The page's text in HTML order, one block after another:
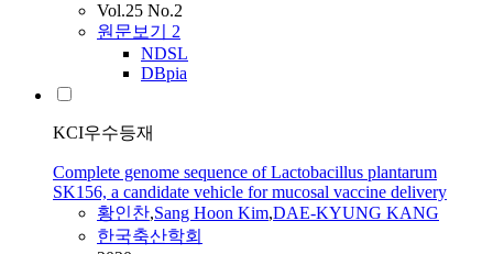
Vol.25 No.2
원문보기 2
NDSL
DBpia
KCI우수등재
Complete genome sequence of Lactobacillus plantarum
SK156, a candidate vehicle for mucosal vaccine delivery
황인찬,Sang Hoon Kim,DAE-KYUNG KANG
한국축산학회